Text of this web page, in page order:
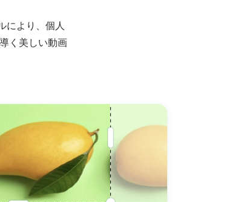
ズーム・バーチャル背景
ホリデー・ビデオ
ビデオのイントロとアウトロ
すべてのテンプレートを見る
Video marketing tools
ビデオ広告メーカー
インスタグラム用のビデオを作る
YouTubeに動画をアップする
ミームメーカー
ミュニティ
ログラム
ダー
により、個人
く美しい動画